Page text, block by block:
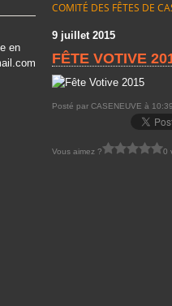
en
COMITÉ DES FÊTES DE
9 juillet 2015
FÊTE VOTIVE
Posté par CASENEUVE à
Vous aimez ? 0